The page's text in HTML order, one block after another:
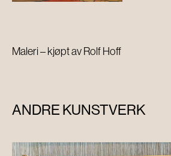
Maleri – kjøpt av Rolf Hoff
ANDRE KUNSTVERK